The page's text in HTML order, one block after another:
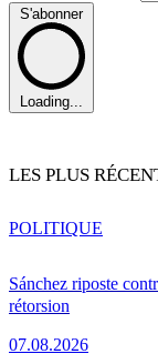
S'abonner
Loading...
LES PLUS
Sánchez riposte
rétorsion
07.08.2026
POLITIQUE